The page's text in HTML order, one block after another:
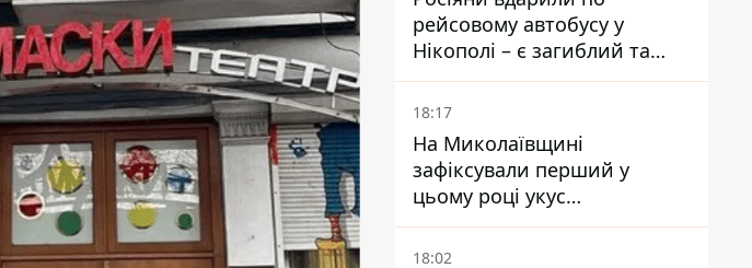
рейсовому автобусу у
Нікополі – є загиблий та
поранені
18:17
На Миколаївщині
зафіксували перший у
цьому році укус
небезпечного каракурта
18:02